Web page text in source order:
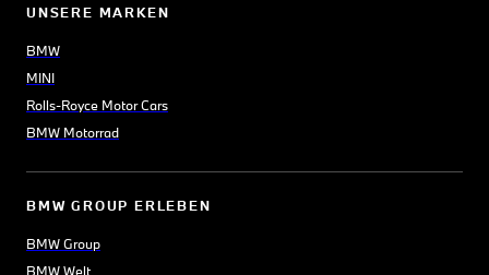
UNSERE MARKEN
BMW
MINI
Rolls-Royce Motor Cars
BMW Motorrad
BMW GROUP ERLEBEN
BMW Group
BMW Welt